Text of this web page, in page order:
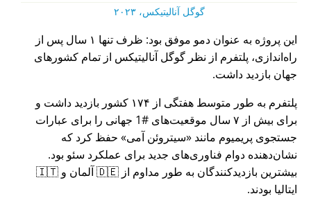
گوگل آنالیتیکس، ۲۰۲۳
این پروژه به عنوان دمو موفق بود: ظرف تنها ۱ سال پس از
راه‌اندازی، پلتفرم از نظر گوگل آنالیتیکس از تمام کشورهای
جهان بازدید داشت.
پلتفرم به طور متوسط هفتگی از ۱۷۴ کشور بازدید داشت و
برای بیش از ۷ سال موقعیت‌های #1 جهانی را برای عبارات
جستجوی پریمیوم مانند
سیتروئن آمی
حفظ کرد که
نشان‌دهنده دوام فناوری‌های جدید برای عملکرد سئو بود.
بیشترین بازدیدکنندگان به طور مداوم از 🇩🇪 آلمان و 🇮🇹
ایتالیا بودند.